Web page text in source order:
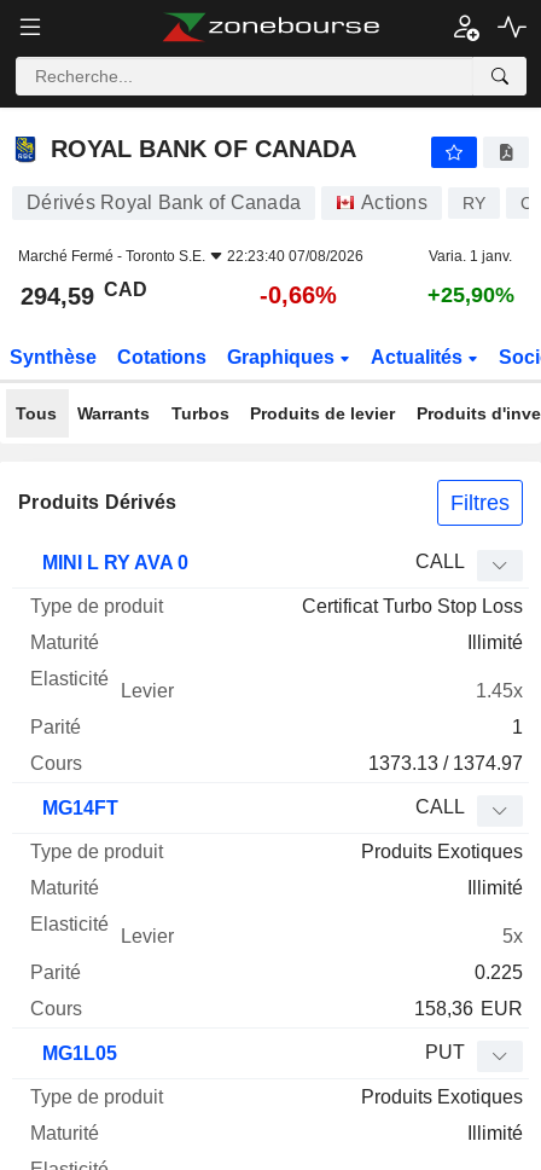
ROYAL BANK OF CANADA
ROYAL BANK OF CANADA
Dérivés Royal Bank of Canada Actions RY
Marché Fermé - Toronto S.E. 22:23:40 07/08/2026 Varia. 1 janv.
294,59 CAD -0,66% +25,90%
Synthèse Cotations Graphiques Actualités
Tous Warrants Turbos Produits de levier Produits
Produits Dérivés Filtres
Mnemo Type
Type
produit
Elasticité Levier Parité
MINI L RY AVA 0 CALL
Certificat Turbo Stop Loss
Illimité
1.45x
1
1373.13 / 1374.97
MG14FT CALL
Produits Exotiques
Illimité
5x
0.225
158,36 EUR
MG1L05 PUT
Produits Exotiques
Illimité